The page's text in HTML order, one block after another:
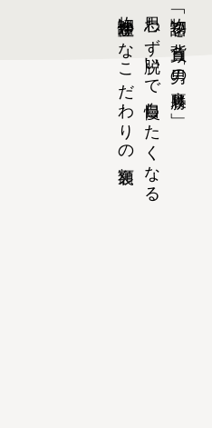
「物語」を背負う「男の裏勝り」
思わず脱いで自慢したくなる
物語性豊かなこだわりの額裏